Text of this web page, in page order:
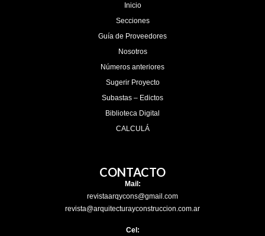
Inicio
Secciones
Guía de Proveedores
Nosotros
Números anteriores
Sugerir Proyecto
Subastas – Edictos
Biblioteca Digital
CALCULÁ
CONTACTO
Mail:
revistaarqycons@gmail.com
revista@arquitecturayconstruccion.com.ar
Cel: